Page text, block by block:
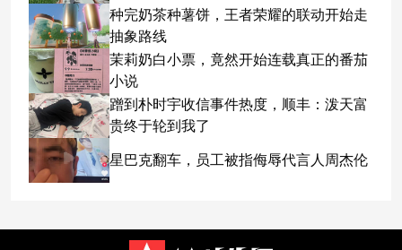
种完奶茶种薯饼，王者荣耀的联动开始走
抽象路线
茉莉奶白小票，竟然开始连载真正的番茄
小说
蹭到朴时宇收信事件热度，顺丰：泼天富
贵终于轮到我了
星巴克翻车，员工被指侮辱代言人周杰伦